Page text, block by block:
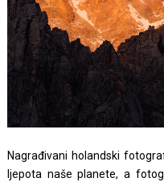
Nagrađivani holandski
ljepota naše planete, a